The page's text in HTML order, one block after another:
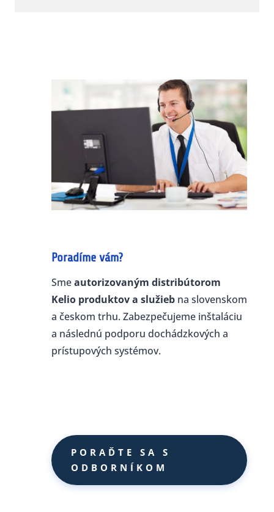
Poradíme vám?
Smeautorizovaným distribútorom
Kelio produktov a služieb na slovenskom
a českom trhu. Zabezpečujeme inštaláciu
a následnú podporu dochádzkových a
prístupových systémov.
PORAĎTE SA S
ODBORNÍKOM